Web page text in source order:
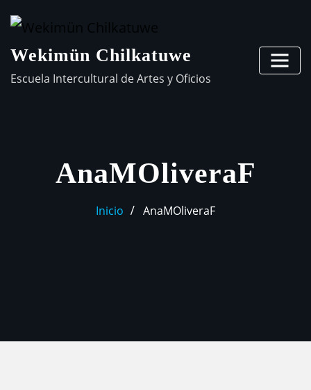
Wekimün Chilkatuwe
Escuela Intercultural de Artes y Oficios
AnaMOliveraF
Inicio AnaMOliveraF